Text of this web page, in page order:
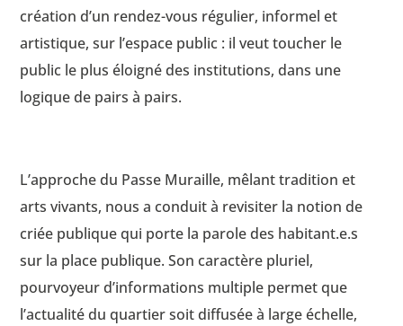
création d’un rendez-vous régulier, informel et
artistique, sur l’espace public : il veut toucher le
public le plus éloigné des institutions, dans une
logique de pairs à pairs.
L’approche du Passe Muraille, mêlant tradition et
arts vivants, nous a conduit à revisiter la notion de
criée publique qui porte la parole des habitant.e.s
sur la place publique. Son caractère pluriel,
pourvoyeur d’informations multiple permet que
l’actualité du quartier soit diffusée à large échelle,